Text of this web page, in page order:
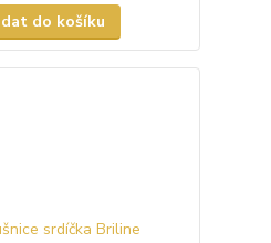
do košíku